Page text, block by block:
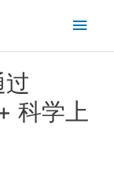
主
菜
科学上